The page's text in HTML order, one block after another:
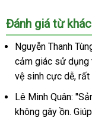
silicon
cao
cấp
kiểu
dáng
sang
trọng
kích
Đánh giá từ
Nguyễn Thanh
cảm giác sử dụng
vệ sinh cực dễ,
Lê Minh Quân:
không gây ồn.